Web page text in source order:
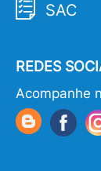
SAC
REDES
Acompanhe